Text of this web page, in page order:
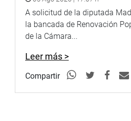
A solicitud de la diputada
la bancada de Renovación
de la Cámara...
Leer más >
Compartir